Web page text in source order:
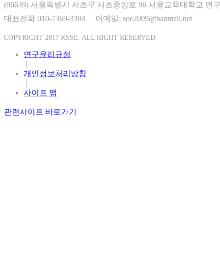
(06639) 서울특별시 서초구 서초중앙로 96 서울교육대학교 연
대표전화 010-7369-3304 이메일: soe2009@hanmail.net
COPYRIGHT 2017 KSSE. ALL RIGHT RESERVED.
연구윤리규정
|
개인정보처리방침
|
사이트 맵
관련사이트 바로가기